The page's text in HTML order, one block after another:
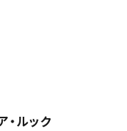
・ルック